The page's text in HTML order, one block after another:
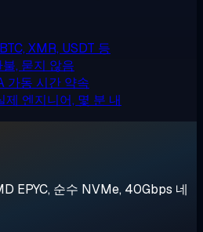
BTC, XMR, USDT 등
, 묻지 않음
가동 시간 약속
제 엔지니어, 몇 분 내
EPYC, 순수 NVMe, 40Gbps 네